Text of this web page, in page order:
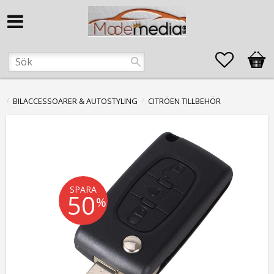
Favoriter
BILACCESSOARER & AUTOSTYLING CITRÖEN TILLBEHÖR
SPARA
50%